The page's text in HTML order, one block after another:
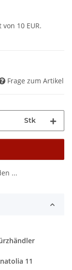
10 EUR.
Frage zum Artikel
Stk
...
11